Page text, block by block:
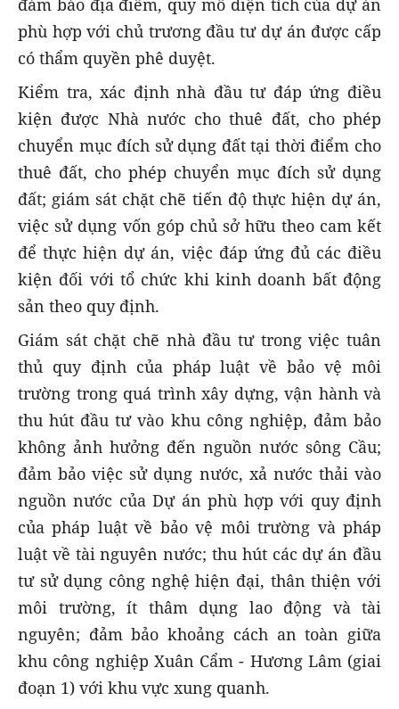
phù hợp với chủ trương đầu tư dự án được cấp
có thẩm quyền phê duyệt.
Kiểm tra, xác định nhà đầu tư đáp ứng điều
kiện được Nhà nước cho thuê đất, cho phép
chuyển mục đích sử dụng đất tại thời điểm cho
thuê đất, cho phép chuyển mục đích sử dụng
đất; giám sát chặt chẽ tiến độ thực hiện dự án,
việc sử dụng vốn góp chủ sở hữu theo cam kết
để thực hiện dự án, việc đáp ứng đủ các điều
kiện đối với tổ chức khi kinh doanh bất động
sản theo quy định.
Giám sát chặt chẽ nhà đầu tư trong việc tuân
thủ quy định của pháp luật về bảo vệ môi
trường trong quá trình xây dựng, vận hành và
thu hút đầu tư vào khu công nghiệp, đảm bảo
không ảnh hưởng đến nguồn nước sông Cầu;
đảm bảo việc sử dụng nước, xả nước thải vào
nguồn nước của Dự án phù hợp với quy định
của pháp luật về bảo vệ môi trường và pháp
luật về tài nguyên nước; thu hút các dự án đầu
tư sử dụng công nghệ hiện đại, thân thiện với
môi trường, ít thâm dụng lao động và tài
nguyên; đảm bảo khoảng cách an toàn giữa
khu công nghiệp Xuân Cẩm - Hương Lâm (giai
đoạn 1) với khu vực xung quanh.